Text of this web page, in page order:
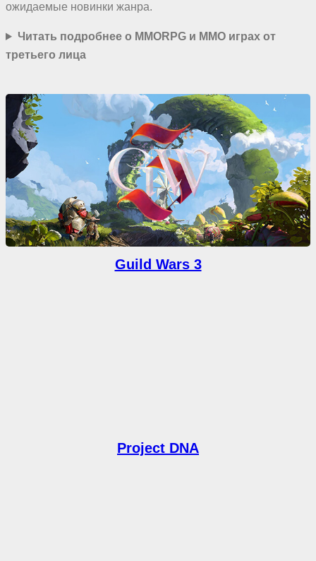
ожидаемые новинки жанра.
Читать подробнее о MMORPG и MMO играх от
третьего лица
Guild Wars 3
Project DNA